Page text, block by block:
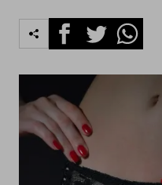
FacebookTwitterWhatsapp